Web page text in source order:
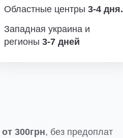
Областные центры 3-4 дня.
Западная украина и
регионы 3-7 дней
от 300грн, без предоплат